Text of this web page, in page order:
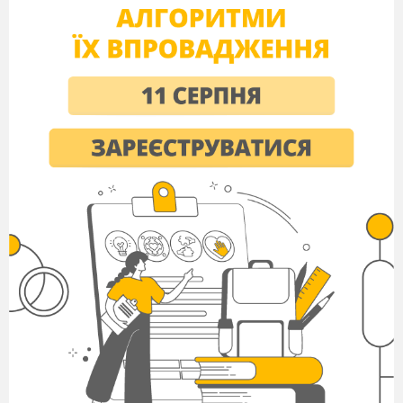
та залишається найменш вивченим серед планет
земної групи. Яким є корінь другого рівняння?
2. На дослідження Меркурія було спрямовано
лише 2 космічні апарати. Яким є корінь
третього рівняння? 0. У Меркурія немає
супутників. Яким є корінь четвертого
рівняння? 88. Меркурій обертається навколо
Сонця приблизно за 88 земних діб.
ІІІ. Актуалізація опорних знань.
Учитель математики: А тепер ми
пригадаємо з Вами правила знаходження
компонентів дій і ланцюжком розв'яжемо
запропоновані рівняння. Якщо наші дії будуть
правильними ми дізнаємось дещо цікаве про
другу планету від Сонця.
60х = 120;
х = 2.